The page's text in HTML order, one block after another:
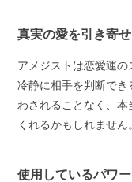
真実の愛を引き寄
アメジストは恋愛運の
冷静に相手を判断で
わされることなく、
くれるかもしれません
使用しているパワ